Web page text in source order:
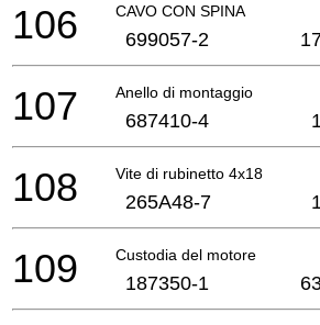
CAVO CON SPINA
106 699057-2
Anello di montaggio
107 687410-4
Vite di rubinetto 4x18
108 265A48-7
Custodia del motore
109 187350-1